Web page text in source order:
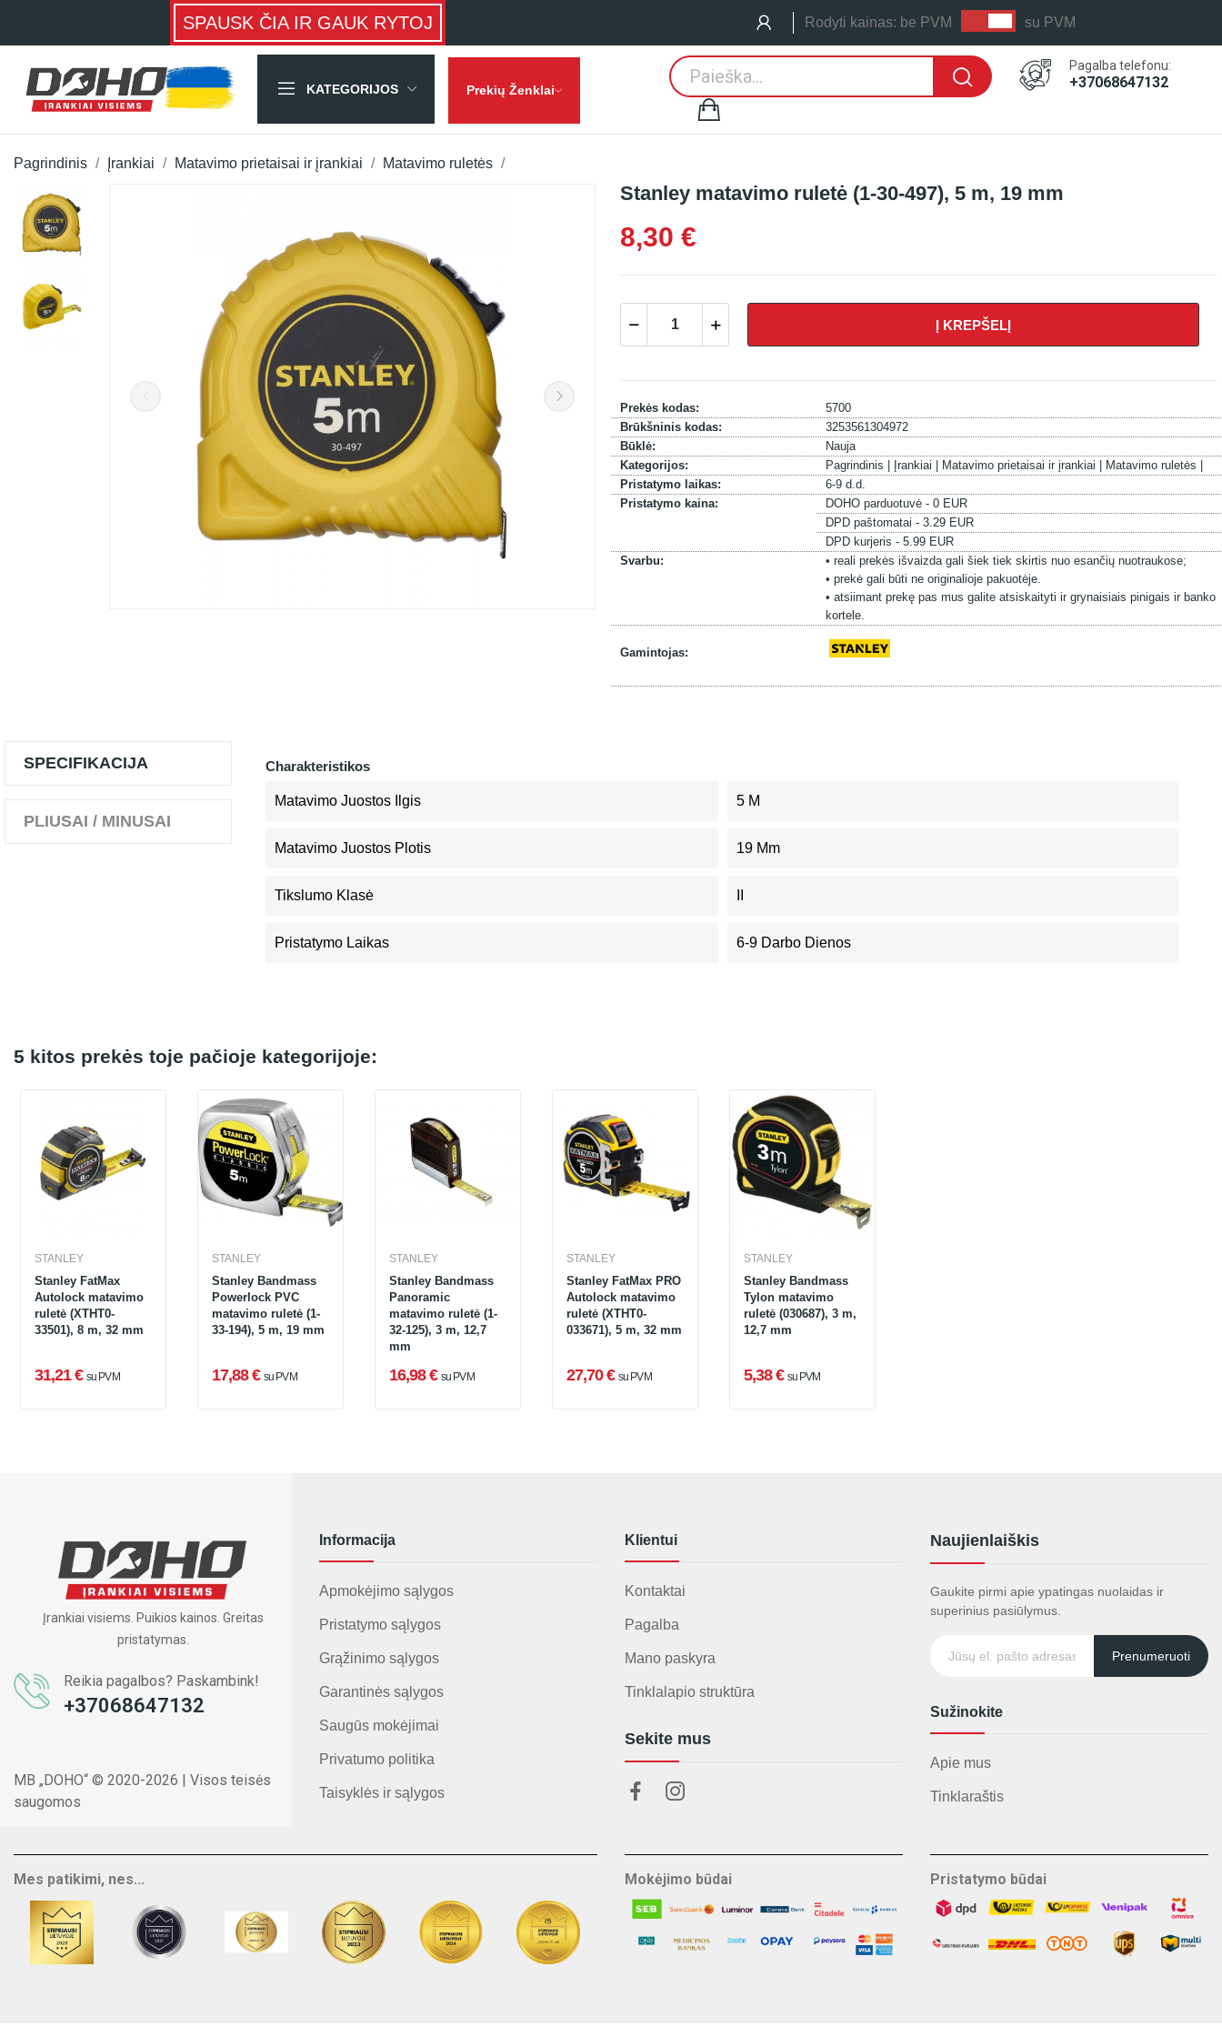
SPAUSK ČIA IR GAUK RYTOJ Rodyti kainas: be PVM su PVM
KATEGORIJOS Prekių Ženklai
Pagalba telefonu:
+37068647132
Pagrindinis Įrankiai Matavimo prietaisai ir įrankiai Matavimo ruletės
Stanley matavimo ruletė (1-30-497), 5 m, 19 mm
8,30 €
Į KREPŠELĮ
Prekės kodas:
5700
Brūkšninis kodas:
3253561304972
Būklė:
Nauja
Kategorijos:
Pagrindinis | Įrankiai | Matavimo prietaisai ir įrankiai |
Matavimo ruletės |
Pristatymo laikas:
6-9 d.d.
Pristatymo kaina:
DOHO parduotuvė - 0 EUR
DPD paštomatai - 3.29 EUR
DPD kurjeris - 5.99 EUR
Svarbu:
• reali prekės išvaizda gali šiek tiek skirtis nuo esančių nuotraukose;
• prekė gali būti ne originalioje pakuotėje.
• atsiimant prekę pas mus galite atsiskaityti ir grynaisiais pinigais ir banko
kortele.
Gamintojas:
SPECIFIKACIJA
PLIUSAI / MINUSAI
Charakteristikos
Matavimo Juostos Ilgis 5 M
Matavimo Juostos Plotis 19 Mm
Tikslumo Klasė
Pristatymo Laikas 6-9 Darbo Dienos
5 kitos prekės toje pačioje kategorijoje:
STANLEY
Stanley FatMax
Autolock matavimo
ruletė (XTHT0-
33501), 8 m, 32 mm
31,21 € su PVM
STANLEY
Stanley Bandmass
Powerlock PVC
matavimo ruletė (1-
33-194), 5 m, 19 mm
17,88 € su PVM
STANLEY
Stanley Bandmass
Panoramic
matavimo ruletė (1-
32-125), 3 m, 12,7
mm
16,98 € su PVM
STANLEY
Stanley FatMax PRO
Autolock matavimo
ruletė (XTHT0-
033671), 5 m, 32 mm
27,70 € su PVM
STANLEY
Stanley Bandmass
Tylon matavimo
ruletė (030687), 3 m,
12,7 mm
5,38 € su PVM
Įrankiai visiems. Puikios kainos. Greitas
pristatymas.
Reikia pagalbos? Paskambink!
+37068647132
MB „DOHO“ © 2020-2026 | Visos teisės
saugomos
Informacija
Apmokėjimo sąlygos
Pristatymo sąlygos
Grąžinimo sąlygos
Garantinės sąlygos
Saugūs mokėjimai
Privatumo politika
Taisyklės ir sąlygos
Klientui
Kontaktai
Pagalba
Mano paskyra
Tinklalapio struktūra
Sekite mus
Naujienlaiškis
Gaukite pirmi apie ypatingas nuolaidas ir
superinius pasiūlymus.
Prenumeruoti
Sužinokite
Apie mus
Tinklaraštis
Mes patikimi, nes... Mokėjimo būdai Pristatymo būdai